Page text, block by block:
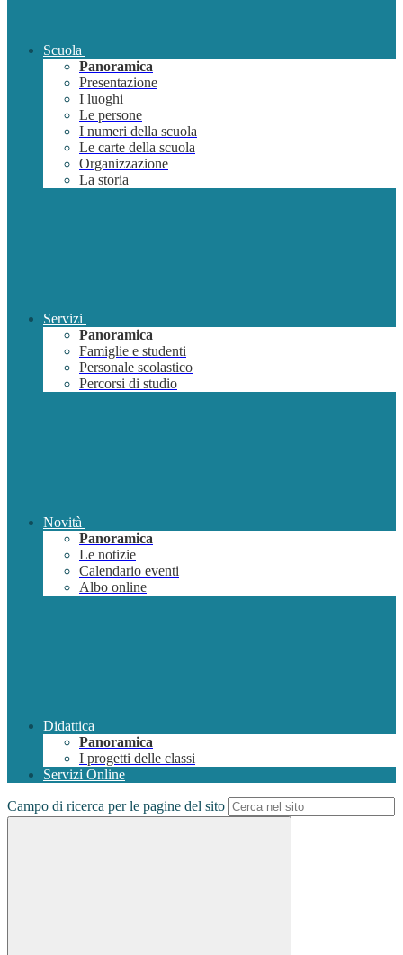
Scuola
Panoramica
Presentazione
I luoghi
Le persone
I numeri della scuola
Le carte della scuola
Organizzazione
La storia
Servizi
Panoramica
Famiglie e studenti
Personale scolastico
Percorsi di studio
Novità
Panoramica
Le notizie
Calendario eventi
Albo online
Didattica
Panoramica
I progetti delle classi
Servizi Online
Campo di ricerca per le pagine del sito